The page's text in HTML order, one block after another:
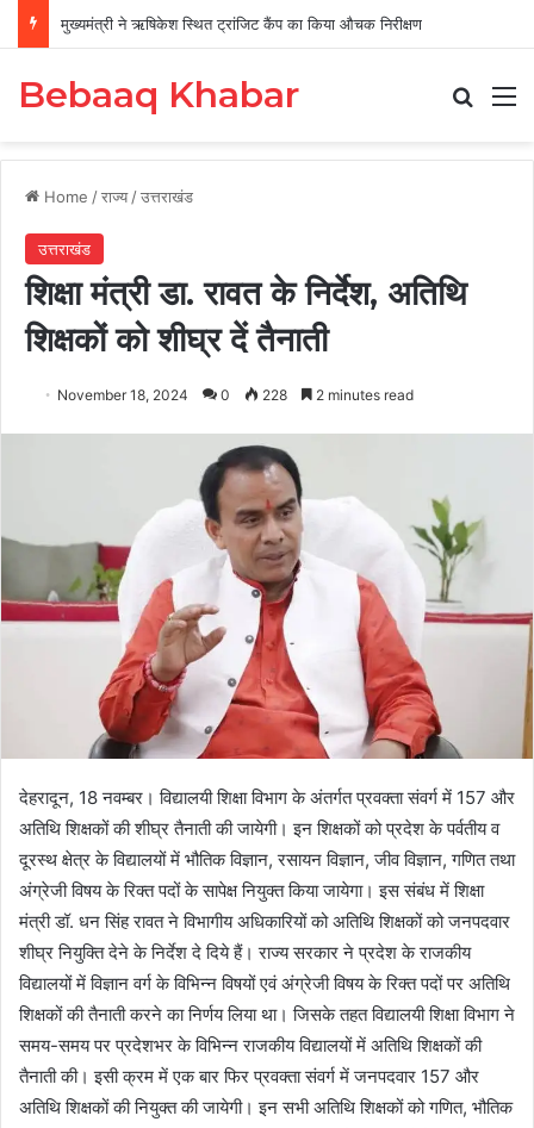
मुख्यमंत्री ने ऋषिकेश स्थित ट्रांजिट कैंप का किया औचक निरीक्षण
Bebaaq Khabar
Home /राज्य /उत्तराखंड
उत्तराखंड
शिक्षा मंत्री डा. रावत के निर्देश, अतिथि
शिक्षकों को शीघ्र दें तैनाती
November 18, 2024 0 228 2 minutes read
देहरादून, 18 नवम्बर। विद्यालयी शिक्षा विभाग के अंतर्गत प्रवक्ता संवर्ग में 157 और
अतिथि शिक्षकों की शीघ्र तैनाती की जायेगी। इन शिक्षकों को प्रदेश के पर्वतीय व
दूरस्थ क्षेत्र के विद्यालयों में भौतिक विज्ञान, रसायन विज्ञान, जीव विज्ञान, गणित तथा
अंग्रेजी विषय के रिक्त पदों के सापेक्ष नियुक्त किया जायेगा। इस संबंध में शिक्षा
मंत्री डॉ. धन सिंह रावत ने विभागीय अधिकारियों को अतिथि शिक्षकों को जनपदवार
शीघ्र नियुक्ति देने के निर्देश दे दिये हैं। राज्य सरकार ने प्रदेश के राजकीय
विद्यालयों में विज्ञान वर्ग के विभिन्न विषयों एवं अंग्रेजी विषय के रिक्त पदों पर अतिथि
शिक्षकों की तैनाती करने का निर्णय लिया था। जिसके तहत विद्यालयी शिक्षा विभाग ने
समय-समय पर प्रदेशभर के विभिन्न राजकीय विद्यालयों में अतिथि शिक्षकों की
तैनाती की। इसी क्रम में एक बार फिर प्रवक्ता संवर्ग में जनपदवार 157 और
अतिथि शिक्षकों की नियुक्त की जायेगी। इन सभी अतिथि शिक्षकों को गणित, भौतिक